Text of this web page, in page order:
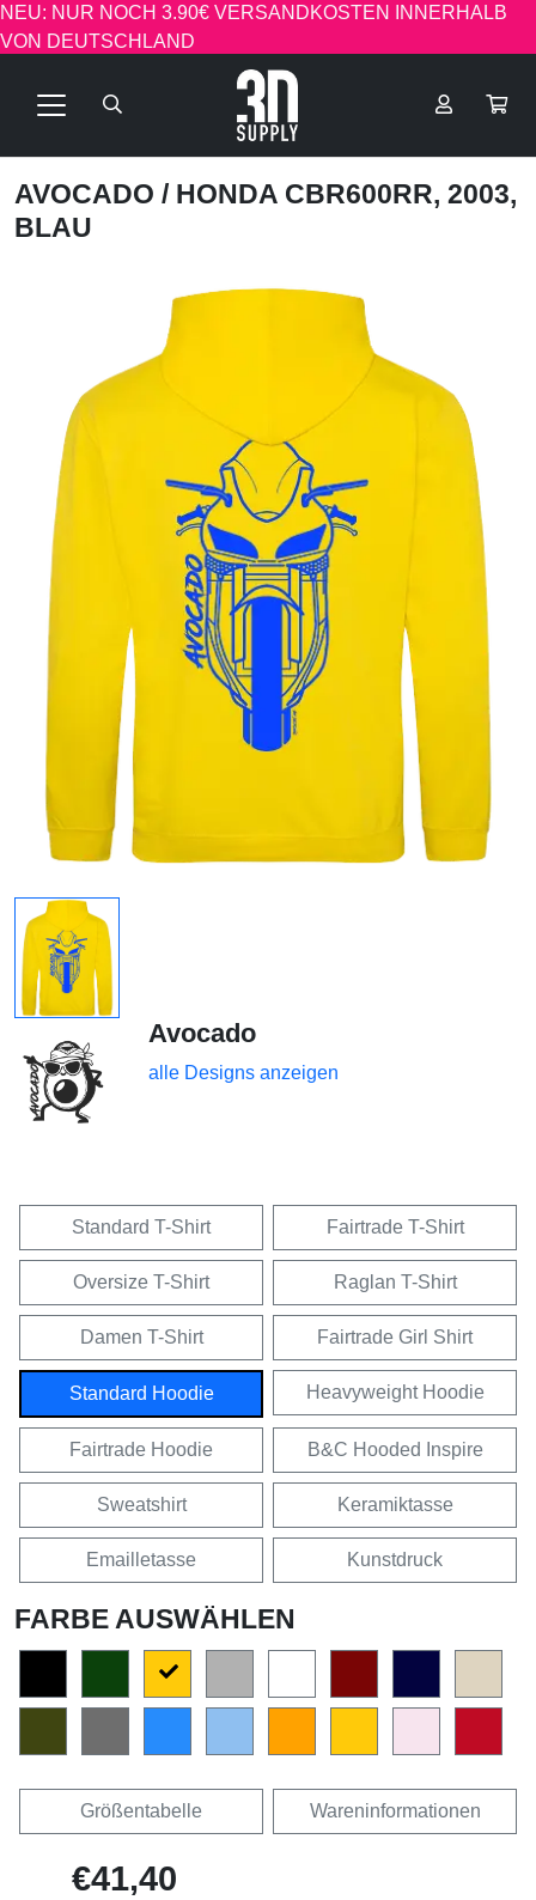
NEU: NUR NOCH 3.90€ VERSANDKOSTEN INNERHALB
VON DEUTSCHLAND
AVOCADO / HONDA CBR600RR, 2003,
BLAU
Avocado
alle Designs anzeigen
Standard T-Shirt Fairtrade T-Shirt
Oversize T-Shirt Raglan T-Shirt
Damen T-Shirt Fairtrade Girl Shirt
Standard Hoodie Heavyweight Hoodie
Fairtrade Hoodie B&C Hooded Inspire
Sweatshirt Keramiktasse
Emailletasse Kunstdruck
FARBE AUSWÄHLEN
Größentabelle Wareninformationen
€41,40